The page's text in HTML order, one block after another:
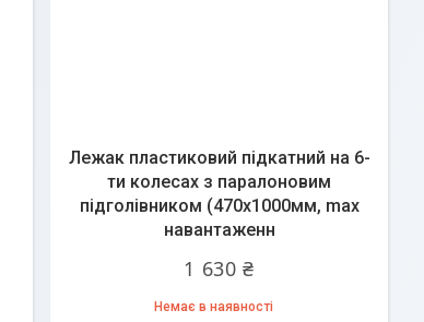
Лежак пластиковий підкатний на 6-
ти колесах з паралоновим
підголівником (470х1000мм, max
навантаженн
1 630 ₴
Немає в наявності